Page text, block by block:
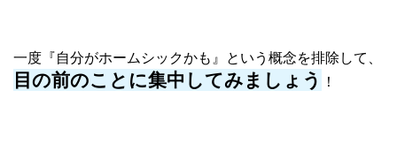
一度『自分がホームシックかも』という概念を排除して、
目の前のことに集中してみましょう ！